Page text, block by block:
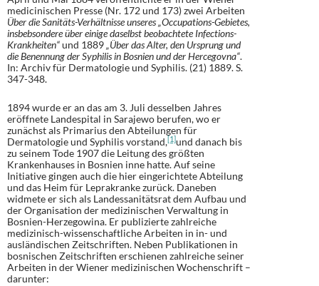
medicinischen Presse (Nr. 172 und 173) zwei Arbeiten
Über die Sanitäts-Verhältnisse unseres „Occupations-Gebietes,
insbebsondere über einige daselbst beobachtete Infections-
Krankheiten“und 1889„Über das Alter, den Ursprung und
die Benennung der Syphilis in Bosnien und der Hercegovna“.
In: Archiv für Dermatologie und Syphilis. (21) 1889. S.
347-348.
1894 wurde er an das am 3. Juli desselben Jahres
eröffnete Landespital in Sarajewo berufen, wo er
zunächst als Primarius den Abteilungen für
Dermatologie und Syphilis vorstand,[1]und danach bis
zu seinem Tode 1907 die Leitung des größten
Krankenhauses in Bosnien inne hatte. Auf seine
Initiative gingen auch die hier eingerichtete Abteilung
und das Heim für Leprakranke zurück. Daneben
widmete er sich als Landessanitätsrat dem Aufbau und
der Organisation der medizinischen Verwaltung in
Bosnien-Herzegowina. Er publizierte zahlreiche
medizinisch-wissenschaftliche Arbeiten in in- und
ausländischen Zeitschriften. Neben Publikationen in
bosnischen Zeitschriften erschienen zahlreiche seiner
Arbeiten in der Wiener medizinischen Wochenschrift –
darunter: